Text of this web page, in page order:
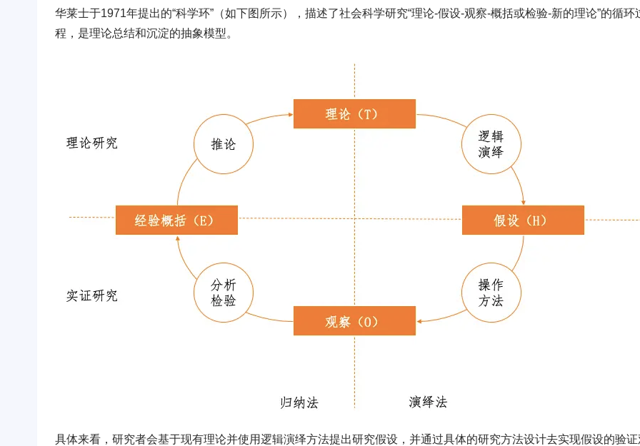
华莱士于1971年提出的“科学环”（如下图所示），描述了社会科学研究“理论-假设-观察-概括或检验-新的理论”的循环
程，是理论总结和沉淀的抽象模型。
具体来看，研究者会基于现有理论并使用逻辑演绎方法提出研究假设，并通过具体的研究方法设计去实现假设的验证